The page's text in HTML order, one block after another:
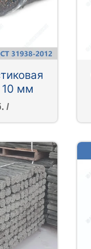
мм
/